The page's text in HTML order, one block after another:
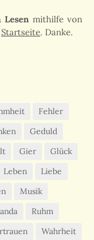
mithilfe von
Startseite. Danke.
Fehler
Geduld
Gier
Glück
Leben
Liebe
Musik
Ruhm
Wahrheit